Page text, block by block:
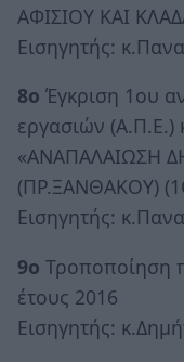
ΑΦΙΣΙΟΥ ΚΑΙ
Εισηγητής:
8ο Έγκριση 1ου
εργασιών
«ΑΝΑΠΑΛΑΙΩΣΗ
(ΠΡ.ΞΑΝΘΑΚΟΥ)
Εισηγητής:
9ο Τροποποίηση
έτους 2016
Εισηγητής: